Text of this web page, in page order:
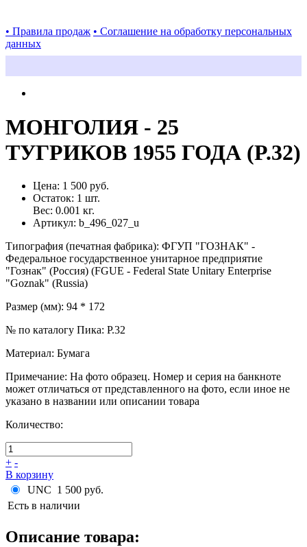
• Правила продаж • Соглашение на обработку персональных
данных
МОНГОЛИЯ - 25
ТУГРИКОВ 1955 ГОДА (P.32)
Цена: 1 500 руб.
Остаток: 1 шт.
Вес: 0.001 кг.
Артикул: b_496_027_u
Типография (печатная фабрика): ФГУП "ГОЗНАК" -
Федеральное государственное унитарное предприятие
"Гознак" (Россия) (FGUE - Federal State Unitary Enterprise
"Goznak" (Russia)
Размер (мм): 94 * 172
№ по каталогу Пика: P.32
Материал: Бумага
Примечание: На фото образец. Номер и серия на банкноте
может отличаться от представленного на фото, если иное не
указано в названии или описании товара
Количество:
+ -
В корзину
UNC 1 500 руб.
Есть в наличии
Описание товара: